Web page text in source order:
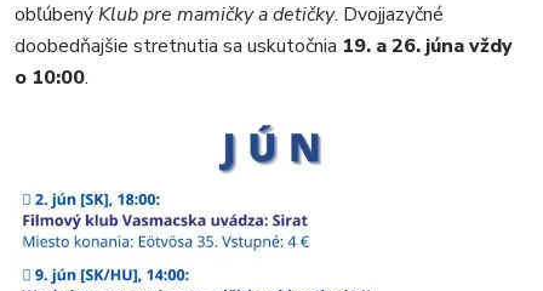
obľúbenýKlub pre mamičky a detičky. Dvojjazyčné
doobedňajšie stretnutia sa uskutočnia 19. a 26. júna vždy
o 10:00.